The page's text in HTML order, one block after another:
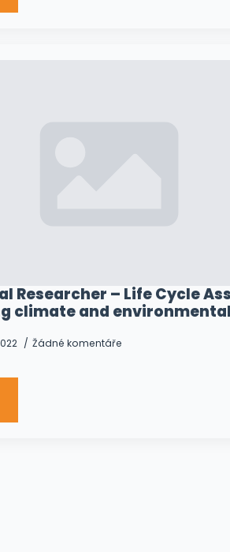
Researcher – Life Cycle
climate and
Žádné komentáře